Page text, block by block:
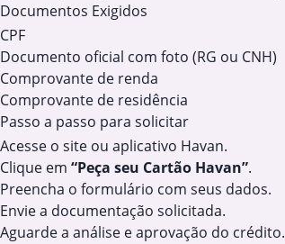
Documentos Exigidos
CPF
Documento oficial com foto (RG ou CNH)
Comprovante de renda
Comprovante de residência
Passo a passo para solicitar
Acesse o site ou aplicativo Havan.
Clique em “Peça seu Cartão Havan”.
Preencha o formulário com seus dados.
Envie a documentação solicitada.
Aguarde a análise e aprovação do crédito.